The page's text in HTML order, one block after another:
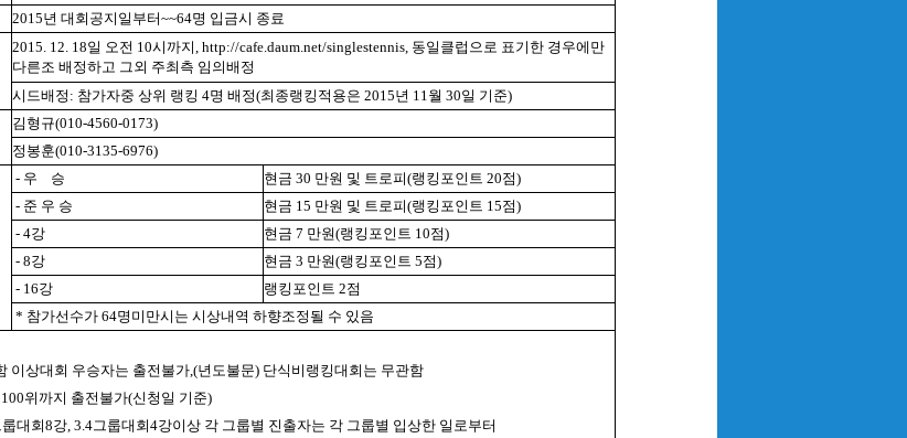
2015년 대회공지일부터~~64명 입금시 종료
2015. 12. 18일 오전 10시까지, http://cafe.daum.net/singlestennis, 동일클럽으로 표기한 경우에만
다른조 배정하고 그외 주최측 임의배정
시드배정: 참가자중 상위 랭킹 4명 배정(최종랭킹적용은 2015년 11월 30일 기준)
김형규(010-4560-0173)
정봉훈(010-3135-6976)
- 우 승
현금 30 만원 및 트로피(랭킹포인트 20점)
- 준 우 승
현금 15 만원 및 트로피(랭킹포인트 15점)
- 4강
현금 7 만원(랭킹포인트 10점)
- 8강
현금 3 만원(랭킹포인트 5점)
- 16강
랭킹포인트 2점
* 참가선수가 64명미만시는 시상내역 하향조정될 수 있음
이상대회 우승자는 출전불가,(년도불문) 단식비랭킹대회는 무관함
위까지 출전불가(신청일 기준)
대회8강, 3.4그룹대회4강이상 각 그룹별 진출자는 각 그룹별 입상한 일로부터